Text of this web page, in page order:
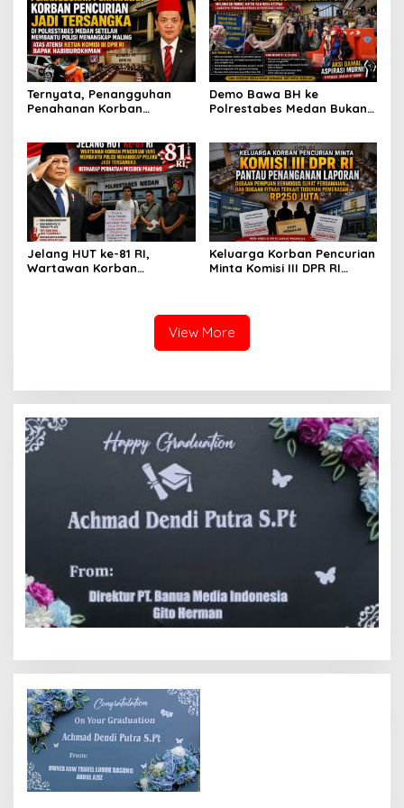
Tempuh Restorative Justice
agar Konflik Tak Berlarut-
larut
Menangkap Maling di Toko
Usaha Keluarganya
Ternyata, Penangguhan
Penahanan Korban
Setelah Membantu Polisi
Menangkap Maling Atas
Atensi Ketua Komisi III DPR
RI Bapak Habiburokhman
Demo Bawa BH ke
Polrestabes Medan Bukan
dan Rasa Kecewa
Lambatnya Penanganan
Pekara di Polrestabes
Medan
Jelang HUT ke-81 RI,
Wartawan Korban
Keluarga Korban Pencurian
Minta Komisi III DPR RI
Perdamaian dan Dugaan
Fitnah Terkait Tuduhan
Pemerasan Rp250 Juta
View More